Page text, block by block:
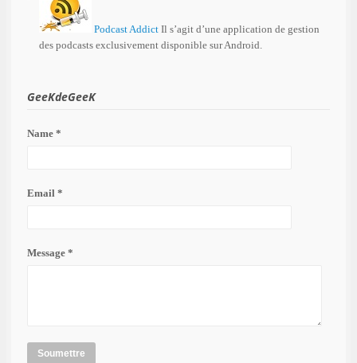
Podcast Addict Il s’agit d’une application de gestion
des podcasts exclusivement disponible sur Android.
GeeKdeGeeK
Name *
Email *
Message *
Soumettre